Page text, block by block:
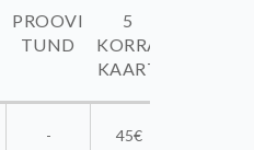
PROOVI
TUND
5
KORRA
KAART
TUND
KORRA
- 45€